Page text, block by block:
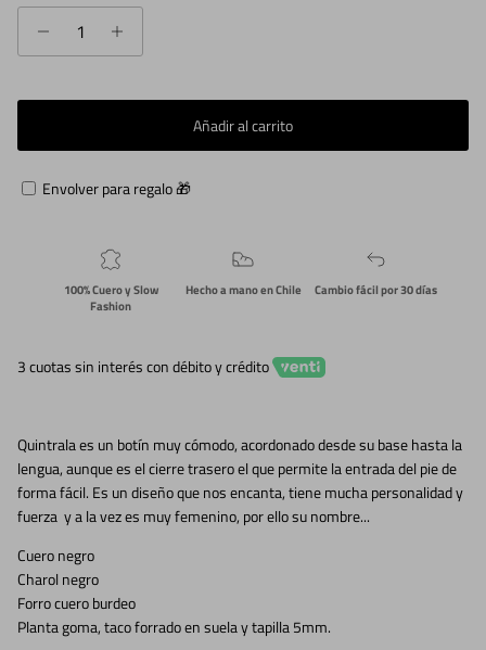
Añadir al carrito
Envolver para regalo 🎁
100% Cuero y Slow
Fashion
Hecho a mano en Chile Cambio fácil por 30 días
3 cuotas sin interés con débito y crédito
Quintrala es un botín muy cómodo, acordonado desde su base hasta la
lengua, aunque es el cierre trasero el que permite la entrada del pie de
forma fácil. Es un diseño que nos encanta, tiene mucha personalidad y
fuerza y a la vez es muy femenino, por ello su nombre...
Cuero negro
Charol negro
Forro cuero burdeo
Planta goma, taco forrado en suela y tapilla 5mm.